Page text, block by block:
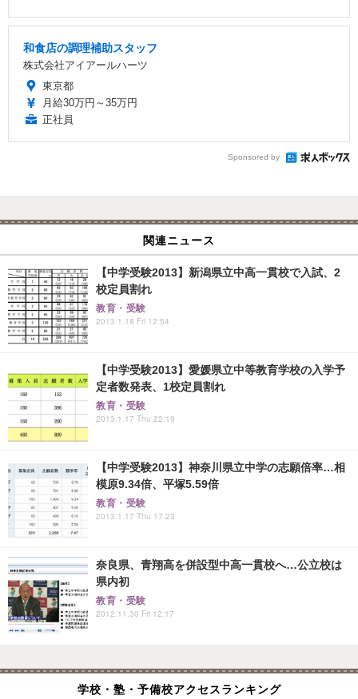
和食店の調理補助スタッフ
株式会社アイアールハーツ
東京都
月給30万円～35万円
正社員
Sponsored by
関連ニュース
【中学受験2013】新潟県立中高一貫校で入試、2
校定員割れ
教育・受験
2013.1.18 Fri 12:54
【中学受験2013】愛媛県立中等教育学校の入学予
定者数発表、1校定員割れ
教育・受験
2013.1.17 Thu 22:19
【中学受験2013】神奈川県立中学の志願倍率…相
模原9.34倍、平塚5.59倍
教育・受験
2013.1.17 Thu 17:23
奈良県、青翔高を併設型中高一貫校へ…公立校は
県内初
教育・受験
2012.11.30 Fri 12:17
学校・塾・予備校アクセスランキング